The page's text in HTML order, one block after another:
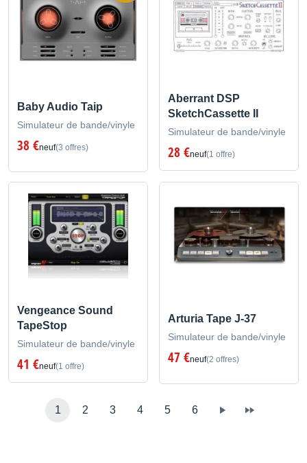
Baby Audio Taip
Simulateur de bande/vinyle
38 €neuf(3 offres)
Aberrant DSP
SketchCassette II
Simulateur de bande/vinyle
28 €neuf(1 offre)
Vengeance Sound
TapeStop
Simulateur de bande/vinyle
41 €neuf(1 offre)
Arturia Tape J-37
Simulateur de bande/vinyle
47 €neuf(2 offres)
1 2 3 4 5 6